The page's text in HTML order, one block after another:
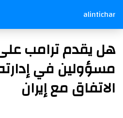
alintichar
هل يقدم ترامب
مسؤولين في
الاتفاق مع إيران